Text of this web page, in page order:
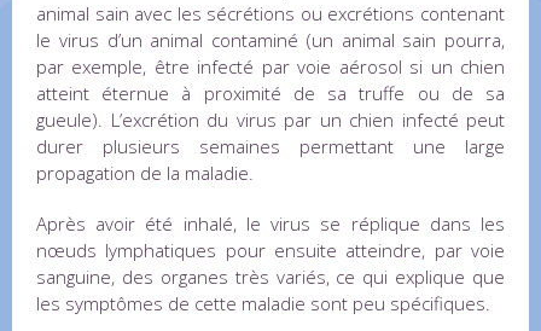
animal sain avec les sécrétions ou excrétions contenant
le virus d’un animal contaminé (un animal sain pourra,
par exemple, être infecté par voie aérosol si un chien
atteint éternue à proximité de sa truffe ou de sa
gueule). L’excrétion du virus par un chien infecté peut
durer plusieurs semaines permettant une large
propagation de la maladie.
Après avoir été inhalé, le virus se réplique dans les
nœuds lymphatiques pour ensuite atteindre, par voie
sanguine, des organes très variés, ce qui explique que
les symptômes de cette maladie sont peu spécifiques.